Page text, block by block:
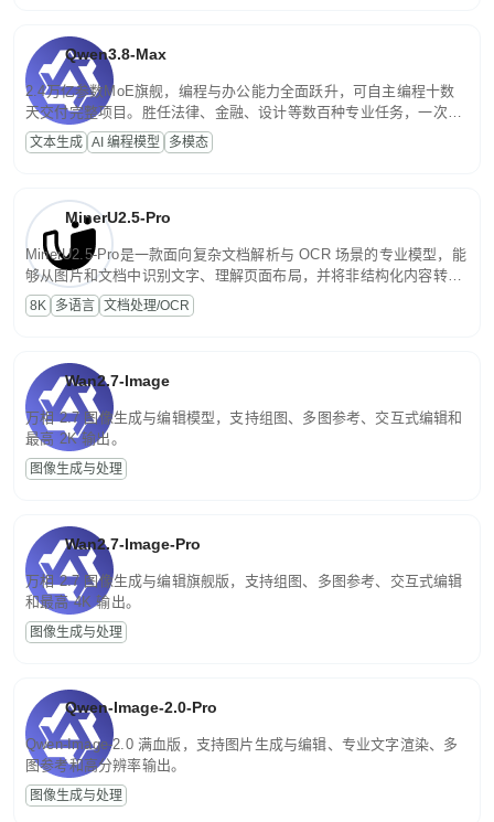
Qwen3.8-Max
2.4万亿参数MoE旗舰，编程与办公能力全面跃升，可自主编程十数
天交付完整项目。胜任法律、金融、设计等数百种专业任务，一次对
话端到端交付生产级成果。原生视觉理解贯穿规划、执行与验证全流
程，支持超长文档与长视频的深度语义解析。长程任务中自主规划与
文本生成 AI 编程模型 多模态
MinerU2.5-Pro
MinerU2.5-Pro是一款面向复杂文档解析与 OCR 场景的专业模型，能
够从图片和文档中识别文字、理解页面布局，并将非结构化内容转换
为便于存储、检索和二次处理的结构化结果。
8K 多语言 文档处理/OCR
Wan2.7-Image
万相 2.7 图像生成与编辑模型，支持组图、多图参考、交互式编辑和
最高 2K 输出。
图像生成与处理
Wan2.7-Image-Pro
万相 2.7 图像生成与编辑旗舰版，支持组图、多图参考、交互式编辑
和最高 4K 输出。
图像生成与处理
Qwen-Image-2.0-Pro
Qwen-Image-2.0 满血版，支持图片生成与编辑、专业文字渲染、多
图参考和高分辨率输出。
图像生成与处理